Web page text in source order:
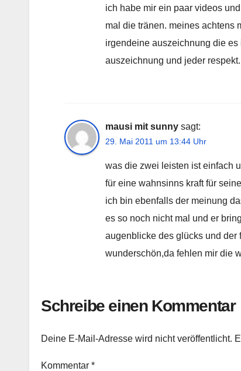
ich habe mir ein paar videos
mal die tränen. meines achtens
irgendeine auszeichnung die
auszeichnung und jeder
mausi mit sunny sagt:
29. Mai 2011 um 13:44 Uhr
was die zwei leisten ist einfach
für eine wahnsinns kraft für
ich bin ebenfalls der meinung
es so noch nicht mal und er
augenblicke des glücks und
wunderschön,da fehlen mir die
Schreibe einen Kommentar
Deine E-Mail-Adresse wird nicht veröffentlicht.
Kommentar *